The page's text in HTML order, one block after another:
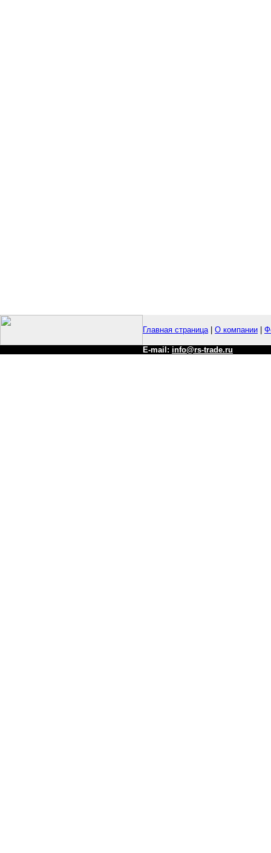
Главная страница| О компании
E-mail: info@rs-trade.ru